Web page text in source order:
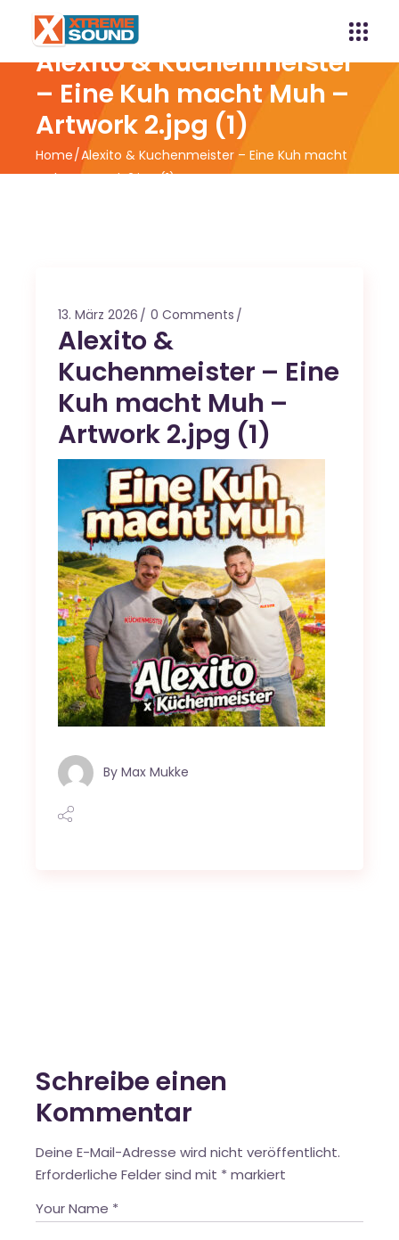
Alexito & Kuchenmeister
– Eine Kuh macht Muh –
Artwork 2.jpg (1)
Home Alexito & Kuchenmeister – Eine Kuh macht
Muh – Artwork 2.jpg (1)
13. März 2026 0 Comments
Alexito &
Kuchenmeister – Eine
Kuh macht Muh –
Artwork 2.jpg (1)
By Max Mukke
Schreibe einen
Kommentar
Deine E-Mail-Adresse wird nicht veröffentlicht.
Erforderliche Felder sind mit * markiert